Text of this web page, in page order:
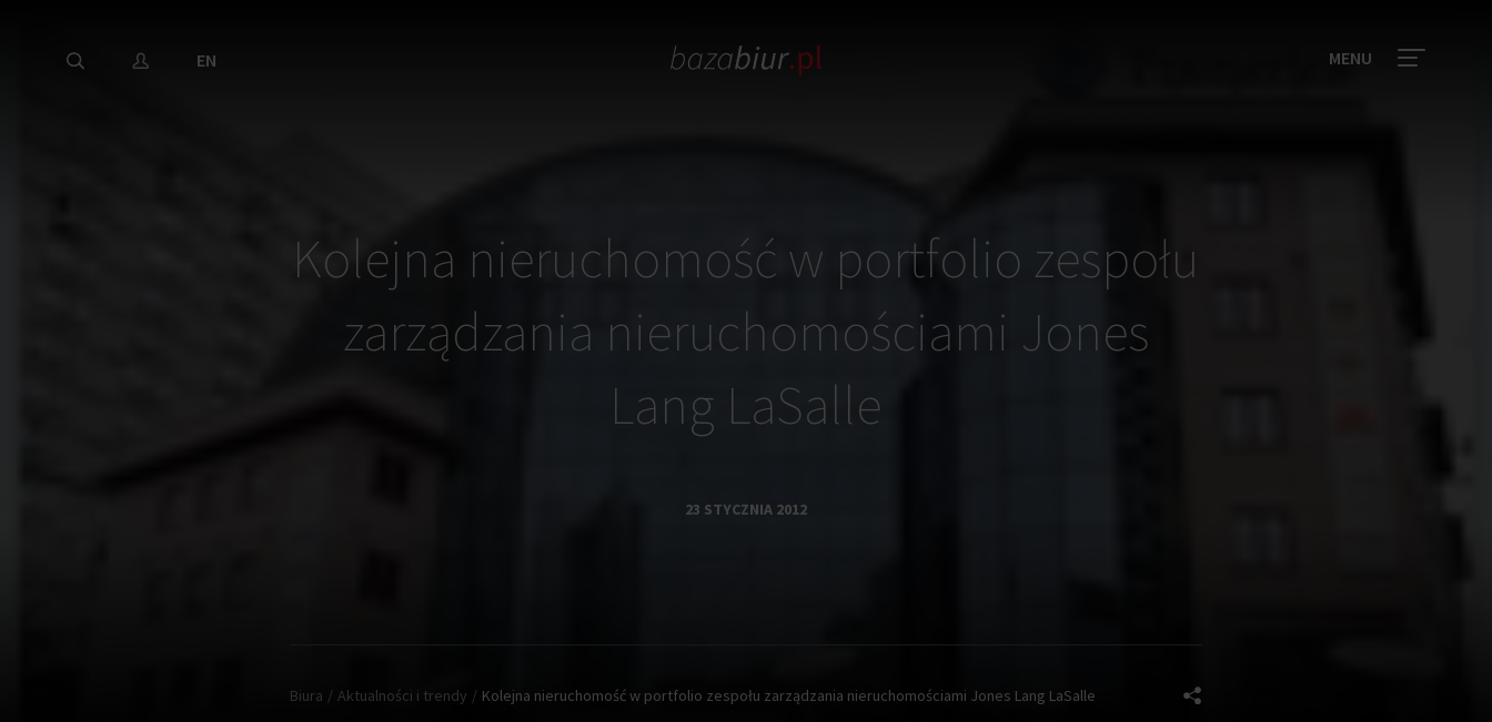
EN MENU
Kolejna nieruchomość w portfolio zespołu
zarządzania nieruchomościami Jones
Lang LaSalle
23 STYCZNIA 2012
Biura Aktualności i trendy Kolejna nieruchomość w portfolio zespołu zarządzania nieruchomościami Jones Lang LaSalle